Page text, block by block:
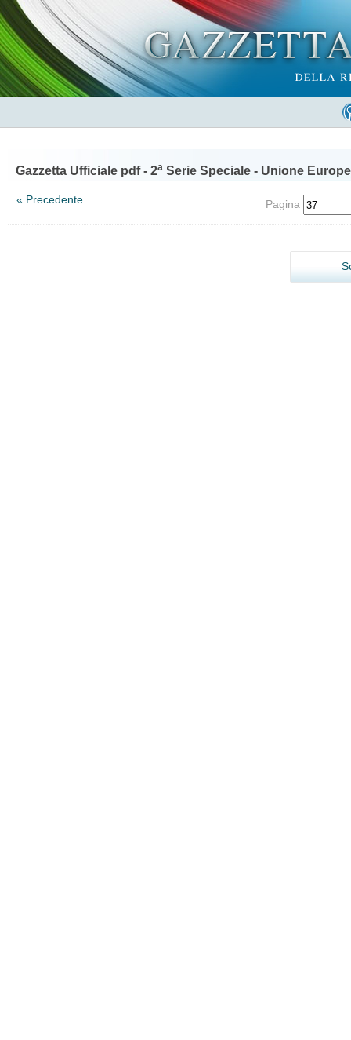
Gazzetta Ufficiale pdf - 2a Serie Speciale - Unione
« Precedente Pagina